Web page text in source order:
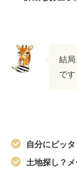
結
です
自分にピッ
土地探し？